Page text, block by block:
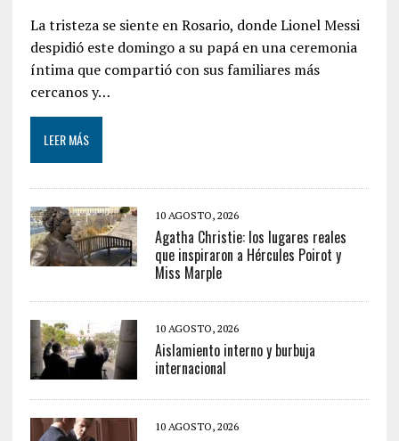
La tristeza se siente en Rosario, donde Lionel Messi
despidió este domingo a su papá en una ceremonia
íntima que compartió con sus familiares más
cercanos y…
LEER MÁS
10 AGOSTO, 2026
Agatha Christie: los lugares reales
que inspiraron a Hércules Poirot y
Miss Marple
10 AGOSTO, 2026
Aislamiento interno y burbuja
internacional
10 AGOSTO, 2026